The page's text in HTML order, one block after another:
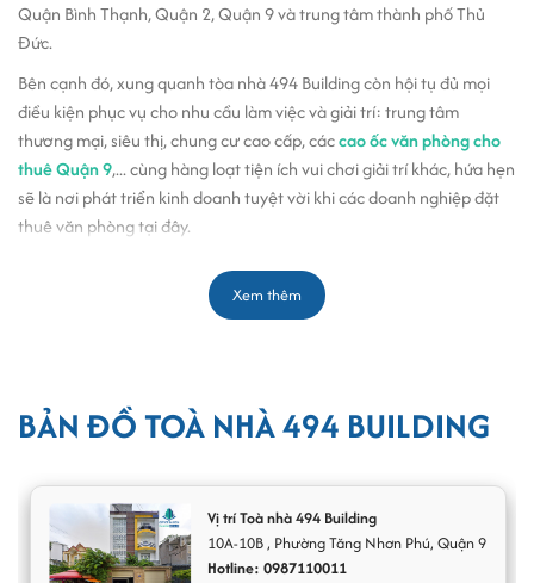
Quận Bình Thạnh, Quận 2, Quận 9 và trung tâm thành phố Thủ
Đức.
Bên cạnh đó, xung quanh tòa nhà 494 Building còn hội tụ đủ mọi
điều kiện phục vụ cho nhu cầu làm việc và giải trí: trung tâm
thương mại, siêu thị, chung cư cao cấp, cáccao ốc văn phòng cho
thuê Quận 9,... cùng hàng loạt tiện ích vui chơi giải trí khác, hứa hẹn
sẽ là nơi phát triển kinh doanh tuyệt vời khi các doanh nghiệp đặt
thuê văn phòng tại đây.
Quý doanh nghiệp và công ty có nhu cầu thuê văn phòng tại 494
Building xin vui lòng liên hệ vớiOffice Saigon
trợ đi xem văn phòng trực tiếp.
Building Quận 9
xanh chủ đạo, tạo nên một tổng thể hiện đại và thoáng mát. Ngoài
ra tòa nhà còn tận dụng tối đa ánh sáng tự nhiên đem đến cho
khách hàng một không gian làm việc đầy sự sáng tạo.
Xem thêm
BẢN ĐỒ TOÀ NHÀ 494 BUILDING
Vị trí Toà nhà 494 Building
10A-10B, Phường Tăng Nhơn Phú, Quận 9
Hotline: 0987110011